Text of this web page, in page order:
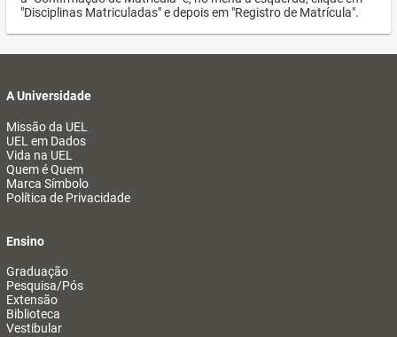
"Disciplinas Matriculadas" e depois em "Registro de Matrícula".
A Universidade
Missão da UEL
UEL em Dados
Vida na UEL
Quem é Quem
Marca Símbolo
Política de Privacidade
Ensino
Graduação
Pesquisa/Pós
Extensão
Biblioteca
Vestibular